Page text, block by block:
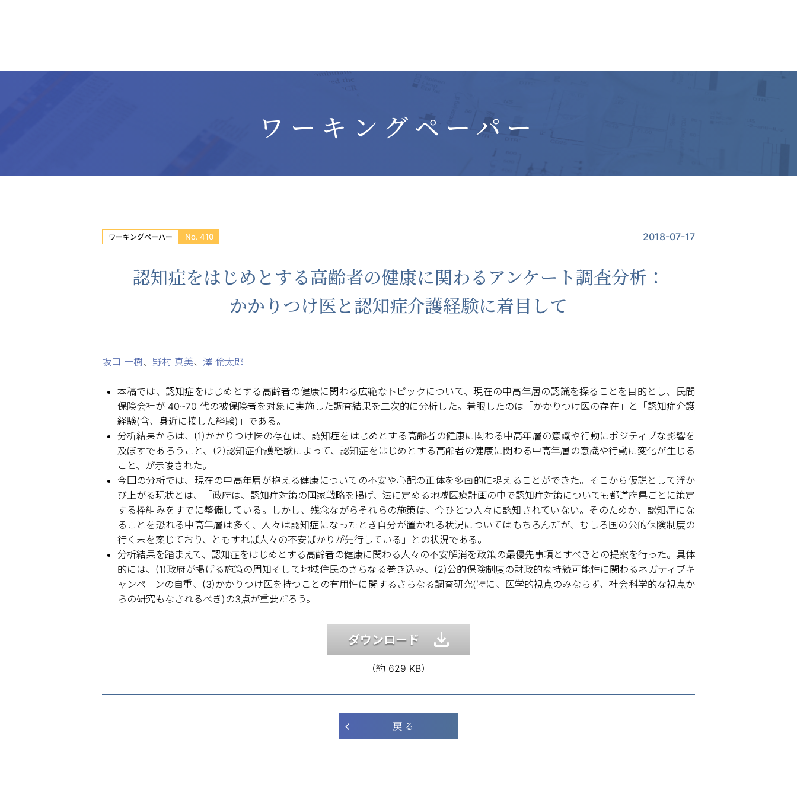
ワーキングペーパー
ワーキングペーパー No. 410 2018-07-17
認知症をはじめとする高齢者の健康に関わるアンケート調査分析：
かかりつけ医と認知症介護経験に着目して
坂口 一樹、 野村 真美、 澤 倫太郎
本稿では、認知症をはじめとする高齢者の健康に関わる広範なトピックについて、現在の中高年層の認識を探ることを目的とし、民間
保険会社が 40~70 代の被保険者を対象に実施した調査結果を二次的に分析した。着眼したのは「かかりつけ医の存在」と「認知症介護
経験(含、身近に接した経験)」である。
分析結果からは、(1)かかりつけ医の存在は、認知症をはじめとする高齢者の健康に関わる中高年層の意識や行動にポジティブな影響を
及ぼすであろうこと、(2)認知症介護経験によって、認知症をはじめとする高齢者の健康に関わる中高年層の意識や行動に変化が生じる
こと、が示唆された。
今回の分析では、現在の中高年層が抱える健康についての不安や心配の正体を多面的に捉えることができた。そこから仮説として浮か
び上がる現状とは、「政府は、認知症対策の国家戦略を掲げ、法に定める地域医療計画の中で認知症対策についても都道府県ごとに策定
する枠組みをすでに整備している。しかし、残念ながらそれらの施策は、今ひとつ人々に認知されていない。そのためか、認知症にな
ることを恐れる中高年層は多く、人々は認知症になったとき自分が置かれる状況についてはもちろんだが、むしろ国の公的保険制度の
行く末を案じており、ともすれば人々の不安ばかりが先行している」との状況である。
分析結果を踏まえて、認知症をはじめとする高齢者の健康に関わる人々の不安解消を政策の最優先事項とすべきとの提案を行った。具体
的には、(1)政府が掲げる施策の周知そして地域住民のさらなる巻き込み、(2)公的保険制度の財政的な持続可能性に関わるネガティブキ
ャンペーンの自重、(3)かかりつけ医を持つことの有用性に関するさらなる調査研究(特に、医学的視点のみならず、社会科学的な視点か
らの研究もなされるべき)の3点が重要だろう。
ダウンロード
（約 629 KB）
戻 る